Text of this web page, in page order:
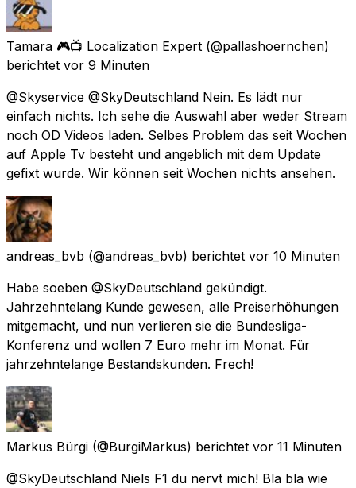
Tamara 🎮📺 Localization Expert (@pallashoernchen)
berichtet vor 9 Minuten
@Skyservice @SkyDeutschland Nein. Es lädt nur
einfach nichts. Ich sehe die Auswahl aber weder Stream
noch OD Videos laden. Selbes Problem das seit Wochen
auf Apple Tv besteht und angeblich mit dem Update
gefixt wurde. Wir können seit Wochen nichts ansehen.
andreas_bvb (@andreas_bvb) berichtet vor 10 Minuten
Habe soeben @SkyDeutschland gekündigt.
Jahrzehntelang Kunde gewesen, alle Preiserhöhungen
mitgemacht, und nun verlieren sie die Bundesliga-
Konferenz und wollen 7 Euro mehr im Monat. Für
jahrzehntelange Bestandskunden. Frech!
Markus Bürgi (@BurgiMarkus) berichtet vor 11 Minuten
@SkyDeutschland Niels F1 du nervt mich! Bla bla wie